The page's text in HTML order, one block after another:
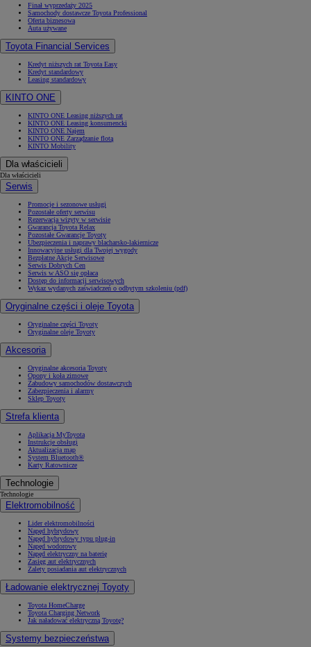
Finał wyprzedaży 2025
Samochody dostawcze Toyota Professional
Oferta biznesowa
Auta używane
Toyota Financial Services
Kredyt niższych rat Toyota Easy
Kredyt standardowy
Leasing standardowy
KINTO ONE
KINTO ONE Leasing niższych rat
KINTO ONE Leasing konsumencki
KINTO ONE Najem
KINTO ONE Zarządzanie flotą
KINTO Mobility
Dla właścicieli
Dla właścicieli
Serwis
Promocje i sezonowe usługi
Pozostałe oferty serwisu
Rezerwacja wizyty w serwisie
Gwarancja Toyota Relax
Pozostałe Gwarancje Toyoty
Ubezpieczenia i naprawy blacharsko-lakiernicze
Innowacyjne usługi dla Twojej wygody
Bezpłatne Akcje Serwisowe
Serwis Dobrych Cen
Serwis w ASO się opłaca
Dostęp do informacji serwisowych
Wykaz wydanych zaświadczeń o odbytym szkoleniu (pdf)
Oryginalne części i oleje Toyota
Oryginalne części Toyoty
Oryginalne oleje Toyoty
Akcesoria
Oryginalne akcesoria Toyoty
Opony i koła zimowe
Zabudowy samochodów dostawczych
Zabezpieczenia i alarmy
Sklep Toyoty
Strefa klienta
Aplikacja MyToyota
Instrukcje obsługi
Aktualizacja map
System Bluetooth®
Karty Ratownicze
Technologie
Technologie
Elektromobilność
Lider elektromobilności
Napęd hybrydowy
Napęd hybrydowy typu plug-in
Napęd wodorowy
Napęd elektryczny na baterię
Zasięg aut elektrycznych
Zalety posiadania aut elektrycznych
Ładowanie elektrycznej Toyoty
Toyota HomeCharge
Toyota Charging Network
Jak naładować elektryczną Toyotę?
Systemy bezpieczeństwa